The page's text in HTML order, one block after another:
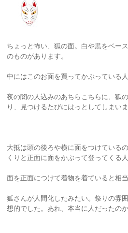
ちょっと怖い、狐の面。白や黒をベー
のものがあります。
中にはこのお面を買ってかぶっている人
夜の闇の人込みのあちらこちらに、狐
り、見つけるたびにはっとしてしまいま
大抵は頭の後ろや横に面をつけている
くりと正面に面をかぶって登ってくる
面を正面につけて着物を着ていると相当
狐さんが人間化したみたい。祭りの雰
想的でした。あれ、本当に人だったの